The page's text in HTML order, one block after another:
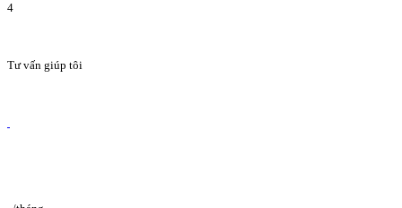
4
Tư vấn giúp tôi